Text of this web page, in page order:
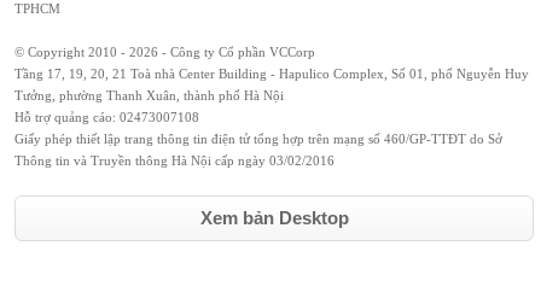
TPHCM
© Copyright 2010 - 2026 - Công ty Cổ phần VCCorp
Tầng 17, 19, 20, 21 Toà nhà Center Building - Hapulico Complex, Số 01, phố Nguyễn Huy
Tưởng, phường Thanh Xuân, thành phố Hà Nội
Hỗ trợ quảng cáo: 02473007108
Giấy phép thiết lập trang thông tin điện tử tổng hợp trên mạng số 460/GP-TTĐT do Sở
Thông tin và Truyền thông Hà Nội cấp ngày 03/02/2016
Xem bản Desktop